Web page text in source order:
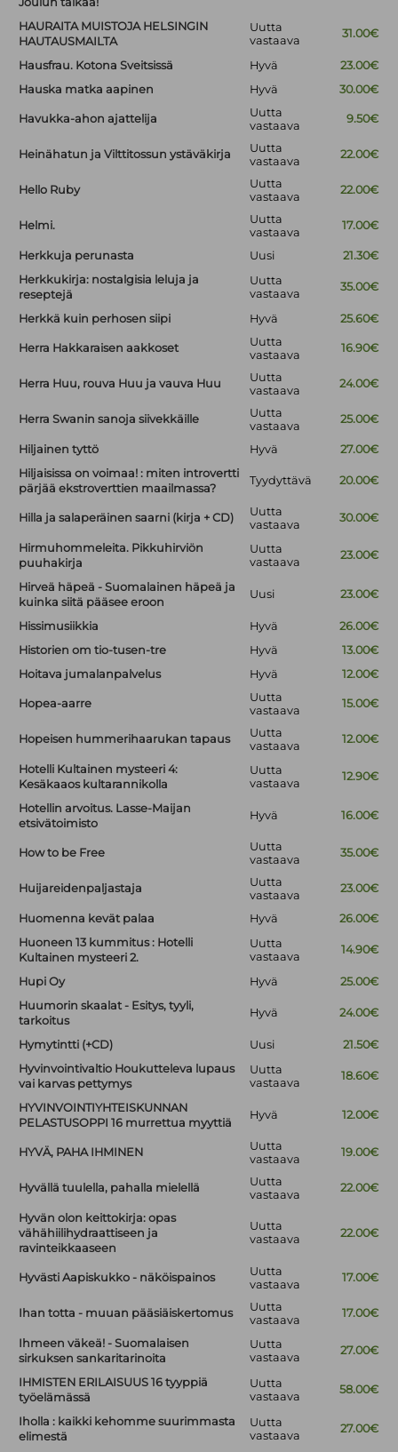
HAURAITA MUISTOJA HELSINGIN
HAUTAUSMAILTA
Uutta
vastaava
31.00€
Hausfrau. Kotona Sveitsissä Hyvä
23.00€
Hauska matka aapinen
Hyvä 30.00€
Havukka-ahon ajattelija
Uutta
vastaava
9.50€
Heinähatun ja Vilttitossun ystäväkirja
Uutta
vastaava
22.00€
Hello Ruby
Uutta
vastaava
22.00€
Helmi.
Uutta
vastaava
17.00€
Herkkuja perunasta Uusi
21.30€
Herkkukirja: nostalgisia leluja ja
reseptejä
Uutta
vastaava
35.00€
Herkkä kuin perhosen siipi Hyvä 25.60€
Herra Hakkaraisen aakkoset
Uutta
vastaava
16.90€
Herra Huu, rouva Huu ja vauva Huu
Uutta
vastaava
24.00€
Herra Swanin sanoja siivekkäille
Uutta
vastaava
25.00€
Hiljainen tyttö Hyvä
27.00€
Hiljaisissa on voimaa! : miten introvertti
pärjää ekstroverttien maailmassa?
Tyydyttävä 20.00€
Hilla ja salaperäinen saarni (kirja + CD)
Uutta
vastaava
30.00€
Hirmuhommeleita. Pikkuhirviön
puuhakirja
Uutta
vastaava
23.00€
Hirveä häpeä - Suomalainen häpeä ja
kuinka siitä pääsee eroon
Uusi 23.00€
Hissimusiikkia Hyvä
26.00€
Historien om tio-tusen-tre
Hyvä
13.00€
Hoitava jumalanpalvelus
Hyvä 12.00€
Hopea-aarre
Uutta
vastaava
15.00€
Hopeisen hummerihaarukan tapaus
Uutta
vastaava
12.00€
Hotelli Kultainen mysteeri 4:
Kesäkaaos kultarannikolla
Uutta
vastaava
12.90€
Hotellin arvoitus. Lasse-Maijan
etsivätoimisto
Hyvä 16.00€
How to be Free
Uutta
vastaava
35.00€
Huijareidenpaljastaja
Uutta
vastaava
23.00€
Huomenna kevät palaa Hyvä
26.00€
Huoneen 13 kummitus : Hotelli
Kultainen mysteeri 2.
Uutta
vastaava
14.90€
Hupi Oy Hyvä
25.00€
Huumorin skaalat - Esitys, tyyli,
tarkoitus
Hyvä 24.00€
Hymytintti (+CD) Uusi
21.50€
Hyvinvointivaltio Houkutteleva lupaus
vai karvas pettymys
Uutta
vastaava
18.60€
HYVINVOINTIYHTEISKUNNAN
PELASTUSOPPI 16 murrettua myyttiä
Hyvä 12.00€
HYVÄ, PAHA IHMINEN
Uutta
vastaava
19.00€
Hyvällä tuulella, pahalla mielellä
Uutta
vastaava
22.00€
Hyvän olon keittokirja: opas
vähähiilihydraattiseen ja
ravinteikkaaseen
Uutta
vastaava
22.00€
Hyvästi Aapiskukko - näköispainos
Uutta
vastaava
17.00€
Ihan totta - muuan pääsiäiskertomus
Uutta
vastaava
17.00€
Ihmeen väkeä! - Suomalaisen
sirkuksen sankaritarinoita
Uutta
vastaava
27.00€
IHMISTEN ERILAISUUS 16 tyyppiä
työelämässä
Uutta
vastaava
58.00€
Iholla : kaikki kehomme suurimmasta
elimestä
Uutta
vastaava
27.00€